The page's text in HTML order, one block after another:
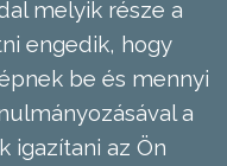
melyik része a
engedik, hogy
be és mennyi
a
igazítani az Ön